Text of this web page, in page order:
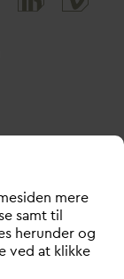
mere
samt til
herunder og
ved at klikke